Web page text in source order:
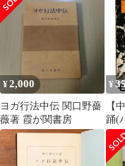
し】【蔵印有】
¥2,000
ヨガ行法中伝 関口野薔
薇著 霞が関書房
¥
【
踊(
ヴ
霞